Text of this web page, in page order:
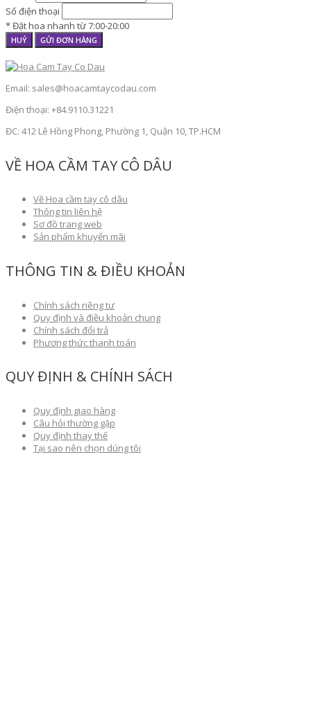
Số điện thoại
* Đặt hoa nhanh từ 7:00-20:00
HUỶ GỬI ĐƠN HÀNG
Email: sales@hoacamtaycodau.com
Điện thoại: +84.9110.31221
ĐC: 412 Lê Hồng Phong, Phường 1, Quận 10, TP.HCM
VỀ HOA CẦM TAY CÔ DÂU
Về Hoa cầm tay cô dâu
Thông tin liên hệ
Sơ đồ trang web
Sản phẩm khuyến mãi
THÔNG TIN & ĐIỀU KHOẢN
Chính sách riêng tư
Quy định và điều khoản chung
Chính sách đổi trả
Phương thức thanh toán
QUY ĐỊNH & CHÍNH SÁCH
Quy định giao hàng
Câu hỏi thường gặp
Quy định thay thế
Tại sao nên chọn dúng tôi